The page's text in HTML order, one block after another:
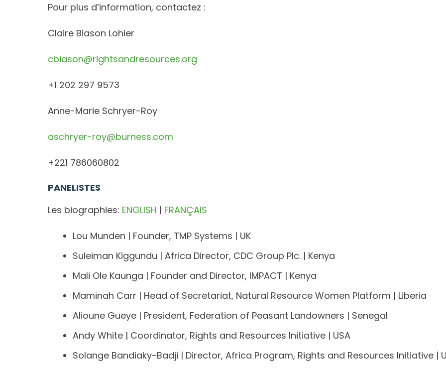
Pour plus d’information, contactez :
Claire Biason Lohier
cbiason@rightsandresources.org
+1 202 297 9573
Anne-Marie Schryer-Roy
aschryer-roy@burness.com
+221 786060802
PANELISTES
Les biographies: ENGLISH | FRANÇAIS
Lou Munden | Founder, TMP Systems | UK
Suleiman Kiggundu | Africa Director, CDC Group Plc. | Kenya
Mali Ole Kaunga | Founder and Director, IMPACT | Kenya
Maminah Carr | Head of Secretariat, Natural Resource Women Platform | Liberia
Alioune Gueye | President, Federation of Peasant Landowners | Senegal
Andy White | Coordinator, Rights and Resources Initiative | USA
Solange Bandiaky-Badji | Director, Africa Program, Rights and Resources Initiative |